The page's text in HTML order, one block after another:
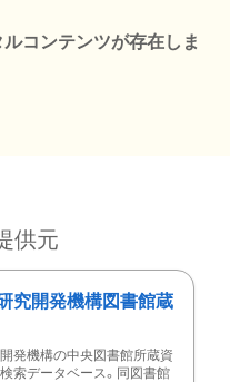
コンテンツが存在しま
供元
究開発機構図書館蔵
発機構の中央図書館所蔵資
索データベース。同図書館